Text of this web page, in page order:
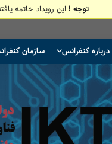
توجه ! این رویداد خاتمه
درباره کنفرانس سازمان